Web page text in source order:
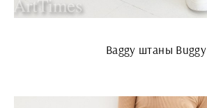
Baggy штаны Buggy